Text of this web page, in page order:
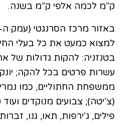
ק"מ לכמה אלפי ק"מ בשנה.
למצוא כמעט את כל בעלי
בטנזניה: להקות גדולות של
עשרות פרטים בכל להקה;
ממשפחת החתוליים, כמו
(צ'יטה); צבועים מנוקדים ועוד
פילים, ג'ירפות, תאו, גנו,